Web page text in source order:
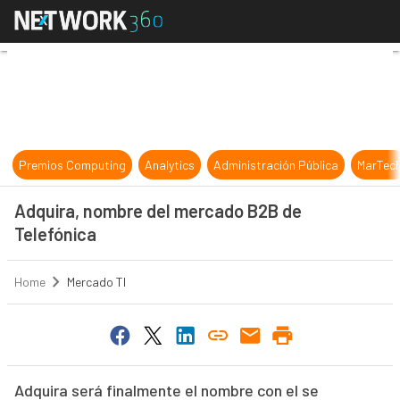
Adquira, nombre del mercado B2B
Premios Computing Analytics Administración Pública
Adquira, nombre del mercado B2B de
Telefónica
Home Mercado TI
Adquira será finalmente el nombre con el se